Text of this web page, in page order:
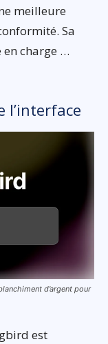
meilleure
Sa
charge …
l’interface
d’argent pour
est